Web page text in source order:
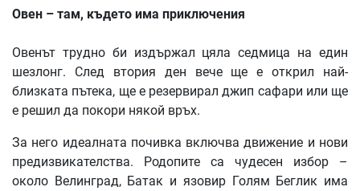
Овен – там, където има приключения
Овенът трудно би издържал цяла седмица на един
шезлонг. След втория ден вече ще е открил най-
близката пътека, ще е резервирал джип сафари или ще
е решил да покори някой връх.
За него идеалната почивка включва движение и нови
предизвикателства. Родопите са чудесен избор –
около Велинград, Батак и язовир Голям Беглик има